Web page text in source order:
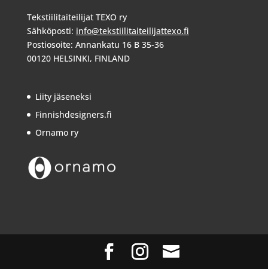
Tekstiilitaiteilijat TEXO ry
Sähköposti: info@tekstiilitaiteilijattexo.fi
Postiosoite: Annankatu 16 B 35-36
00120 HELSINKI, FINLAND
Liity jäseneksi
Finnishdesigners.fi
Ornamo ry